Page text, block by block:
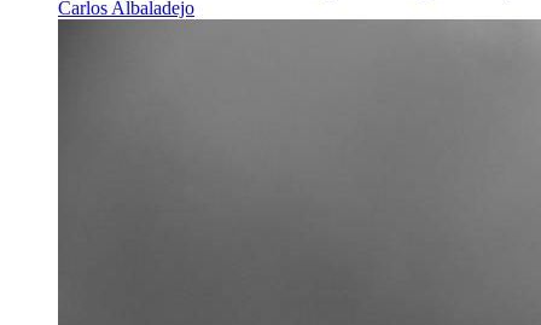
Carlos Albaladejo